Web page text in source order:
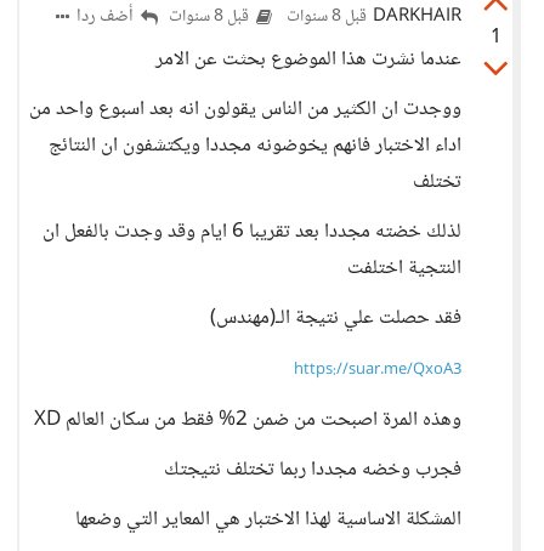
1
DARKHAIR قبل 8 سنوات قبل 8 سنوات أضف ردا
عندما نشرت هذا الموضوع بحثت عن الامر
ووجدت ان الكثير من الناس يقولون انه بعد اسبوع واحد من
اداء الاختبار فانهم يخوضونه مجددا ويكتشفون ان النتائج
تختلف
لذلك خضته مجددا بعد تقريبا 6 ايام وقد وجدت بالفعل ان
النتجية اختلفت
فقد حصلت علي نتيجة الـ(مهندس)
https://suar.me/QxoA3
وهذه المرة اصبحت من ضمن 2% فقط من سكان العالم XD
فجرب وخضه مجددا ربما تختلف نتيجتك
المشكلة الاساسية لهذا الاختبار هي المعاير التي وضعها